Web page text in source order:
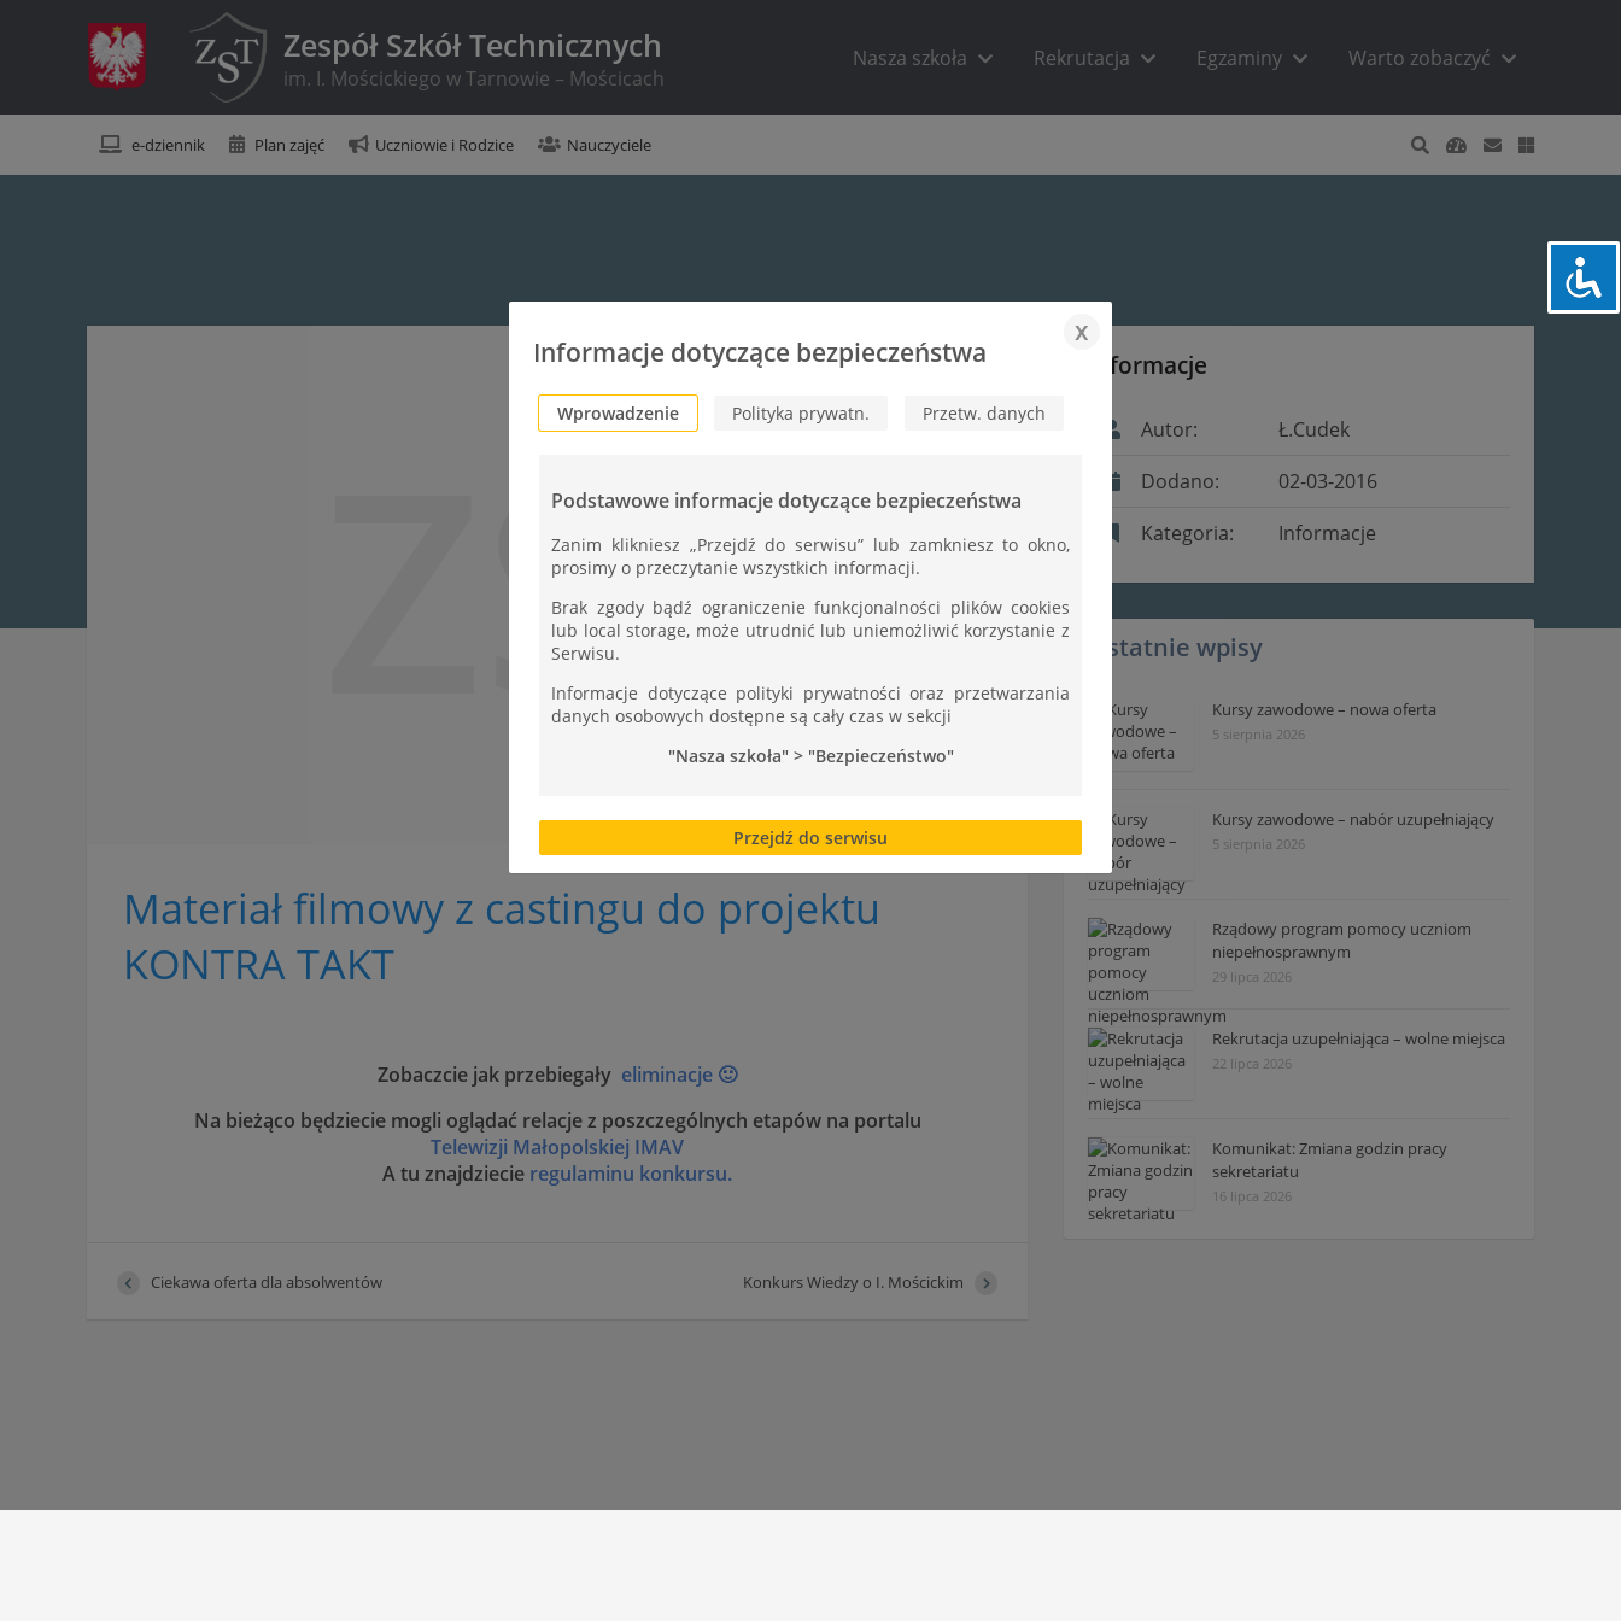
Zespół Szkół Technicznych
im. I. Mościckiego w Tarnowie – Mościcach
Nasza szkoła Rekrutacja Egzaminy Warto zobaczyć
e-dziennik Plan zajęć Uczniowie i Rodzice Nauczyciele
ZST
Materiał filmowy z castingu do projektu
KONTRA TAKT
Zobaczcie jak przebiegały eliminacje 🙂
Na bieżąco będziecie mogli oglądać relacje z poszczególnych etapów na portalu
Telewizji Małopolskiej IMAV
A tu znajdziecie regulaminu konkursu.
Ciekawa oferta dla absolwentów Konkurs Wiedzy o I. Mościckim
Informacje
Autor:
Ł.Cudek
Dodano:
02-03-2016
Kategoria:
Informacje
Ostatnie wpisy
Kursy zawodowe – nowa oferta
5 sierpnia 2026
Kursy zawodowe – nabór uzupełniający
5 sierpnia 2026
Rządowy program pomocy uczniom
niepełnosprawnym
29 lipca 2026
Rekrutacja uzupełniająca – wolne miejsca
22 lipca 2026
Komunikat: Zmiana godzin pracy
sekretariatu
16 lipca 2026
Informacje dotyczące bezpieczeństwa
x
Wprowadzenie Polityka prywatn. Przetw. danych
Podstawowe informacje dotyczące bezpieczeństwa
Zanim klikniesz „Przejdź do serwisu” lub zamkniesz to okno,
prosimy o przeczytanie wszystkich informacji.
Brak zgody bądź ograniczenie funkcjonalności plików cookies
lub local storage, może utrudnić lub uniemożliwić korzystanie z
Serwisu.
Informacje dotyczące polityki prywatności oraz przetwarzania
danych osobowych dostępne są cały czas w sekcji
"Nasza szkoła" > "Bezpieczeństwo"
Przejdź do serwisu